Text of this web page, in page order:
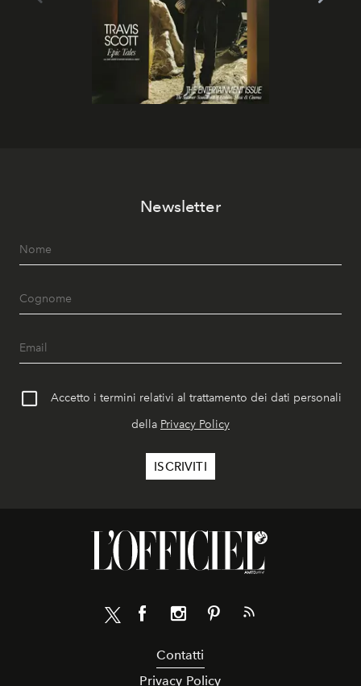
Newsletter
Accetto i termini relativi al trattamento dei dati personali
della Privacy Policy
Contatti
Privacy Policy